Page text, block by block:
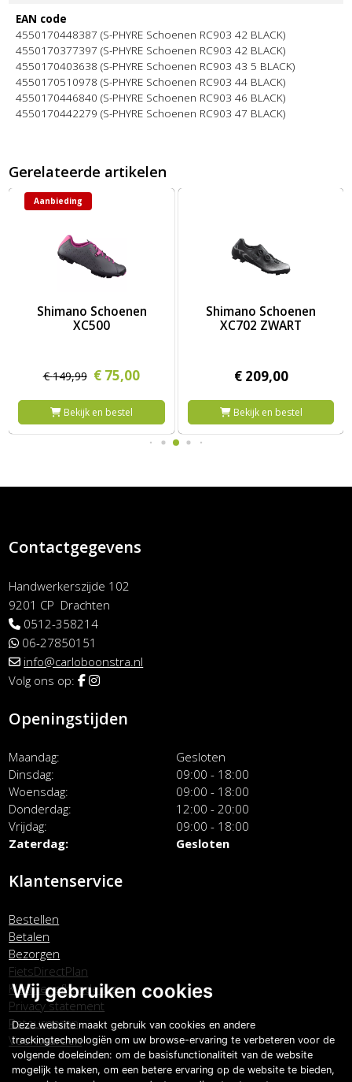
EAN code
4550170448387 (S-PHYRE Schoenen RC903 42 BLACK)
4550170377397 (S-PHYRE Schoenen RC903 42 BLACK)
4550170403638 (S-PHYRE Schoenen RC903 43 5 BLACK)
4550170510978 (S-PHYRE Schoenen RC903 44 BLACK)
4550170446840 (S-PHYRE Schoenen RC903 46 BLACK)
4550170442279 (S-PHYRE Schoenen RC903 47 BLACK)
Gerelateerde artikelen
Aanbieding
Shimano Schoenen
XC500
€149,99 € 75,00
Bekijk en bestel
Shimano Schoenen
XC702 ZWART
€ 209,00
Bekijk en bestel
Contactgegevens
Handwerkerszijde 102
9201 CP Drachten
0512-358214
06-27850151
info@carloboonstra.nl
Volg ons op:
Openingstijden
Maandag
Gesloten
Dinsdag
09:00 - 18:00
Woensdag
09:00 - 18:00
Donderdag
12:00 - 20:00
Vrijdag
09:00 - 18:00
Zaterdag
Gesloten
Klantenservice
Bestellen
Betalen
Bezorgen
FietsDirectPlan
Klachtenafhandeling
Privacy statement
Retourneren
Voorwaarden
Wij gebruiken cookies
Deze website maakt gebruik van cookies en andere
trackingtechnologiën om uw browse-ervaring te verbeteren voor de
volgende doeleinden: om de basisfunctionaliteit van de website
mogelijk te maken, om een betere ervaring op de website te bieden,